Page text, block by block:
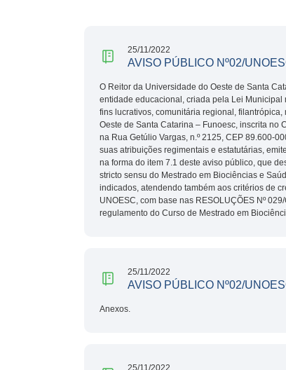
25/11/2022
AVISO PÚBLICO Nº02/
O Reitor da Universidade do Oeste de Santa
entidade educacional, criada pela Lei Municipal
fins lucrativos, comunitária regional,
Oeste de Santa Catarina – Funoesc, inscrita no
na Rua Getúlio Vargas, n.º 2125, CEP 89.600-
suas atribuições regimentais e estatutárias,
na forma do item 7.1 deste aviso público, que
stricto sensu do Mestrado em Biociências e
indicados, atendendo também aos critérios de
UNOESC, com base nas RESOLUÇÕES Nº
regulamento do Curso de Mestrado em
25/11/2022
AVISO PÚBLICO Nº02/
Anexos.
25/11/2022